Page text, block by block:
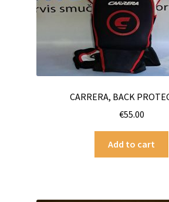
CARRERA, BACK
€55.00
Add to cart